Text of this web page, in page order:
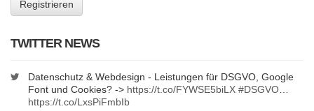
TWITTER NEWS
Datenschutz & Webdesign - Leistungen für DSGVO, Google
Font und Cookies? -> https://t.co/FYWSE5biLX #DSGVO…
https://t.co/LxsPiFmbIb